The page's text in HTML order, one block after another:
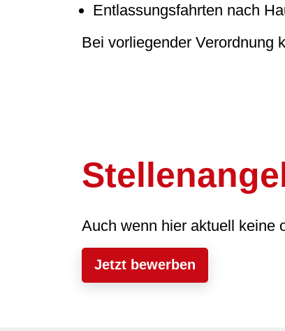
Entlassungsfahrten nach
Bei vorliegender Verordnung
Auch wenn hier aktuell keine
Jetzt bewerben